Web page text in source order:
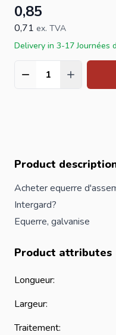
0,85
0,71 ex. TVA
Delivery in 3-17 Journées
Quantité
Product
Acheter equerre
Intergard?
Equerre, galvanise
Product attributes
Longueur:
Largeur:
Traitement: